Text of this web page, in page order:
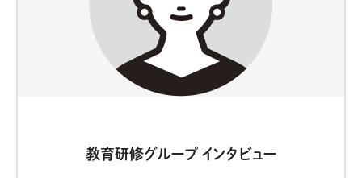
教育研修グループ インタビュー